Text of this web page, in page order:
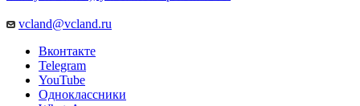
Одноклассники